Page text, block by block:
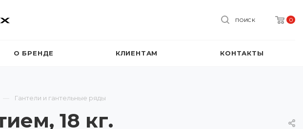
0
ПОИСК
О БРЕНДЕ КЛИЕНТАМ КОНТАКТЫ
Гантели и гантельные ряды
18 кг.